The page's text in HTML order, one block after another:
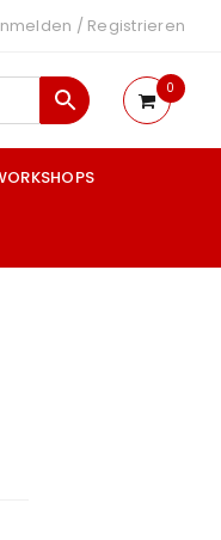
/ Registrieren
0